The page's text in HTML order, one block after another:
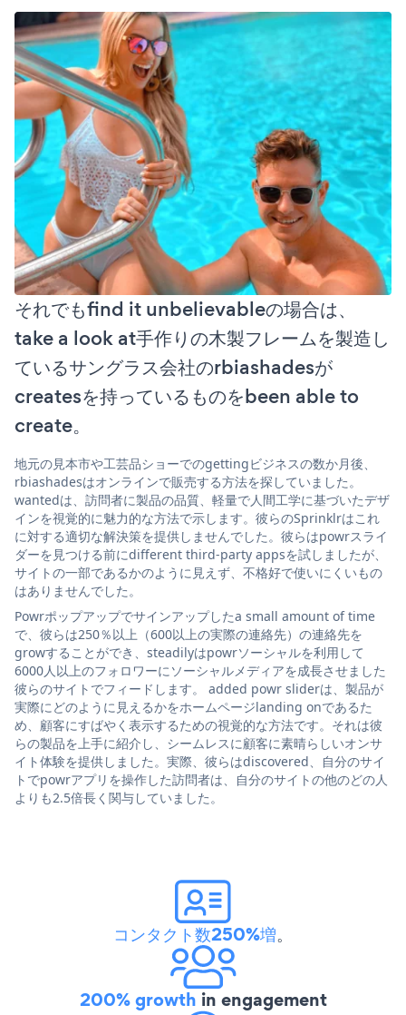
それでもfind it unbelievableの場合は、
take a look at手作りの木製フレームを製造し
ているサングラス会社のrbiashadesが
createsを持っているものをbeen able to
create。
地元の見本市や工芸品ショーでのgettingビジネスの数か月後、
rbiashadesはオンラインで販売する方法を探していました。
wantedは、訪問者に製品の品質、軽量で人間工学に基づいたデザ
インを視覚的に魅力的な方法で示します。彼らのSprinklrはこれ
に対する適切な解決策を提供しませんでした。彼らはpowrスライ
ダーを見つける前にdifferent third-party appsを試しましたが、
サイトの一部であるかのように見えず、不格好で使いにくいもの
はありませんでした。
Powrポップアップでサインアップしたa small amount of time
で、彼らは250％以上（600以上の実際の連絡先）の連絡先を
growすることができ、steadilyはpowrソーシャルを利用して
6000人以上のフォロワーにソーシャルメディアを成長させました
彼らのサイトでフィードします。 added powr sliderは、製品が
実際にどのように見えるかをホームページlanding onであるた
め、顧客にすばやく表示するための視覚的な方法です。それは彼
らの製品を上手に紹介し、シームレスに顧客に素晴らしいオンサ
イト体験を提供しました。実際、彼らはdiscovered、自分のサイ
トでpowrアプリを操作した訪問者は、自分のサイトの他のどの人
よりも2.5倍長く関与していました。
コンタクト数250%増。
200% growth in engagement